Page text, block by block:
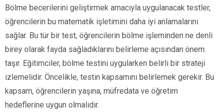
Bölme becerilerini geliştirmek amacıyla uygulanacak testler,
öğrencilerin bu matematik işletimini daha iyi anlamalarını
sağlar. Bu tür bir test, öğrencilerin bölme işleminden ne denli
birey olarak fayda sağladıklarını belirleme açısından önem
taşır. Eğitimciler, bölme testini uygularken belirli bir strateji
izlemelidir. Öncelikle, testin kapsamını belirlemek gerekir. Bu
kapsam, öğrencilerin yaşına, müfredata ve öğretim
hedeflerine uygun olmalıdır.